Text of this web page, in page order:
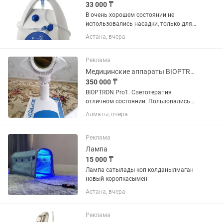
33 000 ₸
В очень хорошем состоянии не
использовались насадки, только для
носа использовался 1 раз. Omron C300
Complete NE — это универсальный
подходящий как для детей, так и для...
Астана, вчера
Реклама
Медицинские аппараты BIOPTRON Pro1
350 000 ₸
BIOPTRON Pro1. Светотерапия
отличном состоянии. Пользовались
только семья.
Алматы, вчера
Реклама
Лампа
15 000 ₸
Лампа сатылады коп колданылмаган
новый коропкасымен
Астана, вчера
Реклама